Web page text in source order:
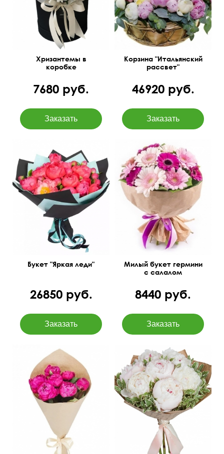
Хризантемы в
коробке
7680 руб.
Корзина "Итальянский
рассвет"
46920 руб.
Сочные пионы корал
шарм с оформлением в
дизайнерскую бумагу.
Букет "Яркая леди"
26850 руб.
В крафт бумаге
50 см
35 см
Милый букет гермини
с салалом
8440 руб.
45 см 30 см